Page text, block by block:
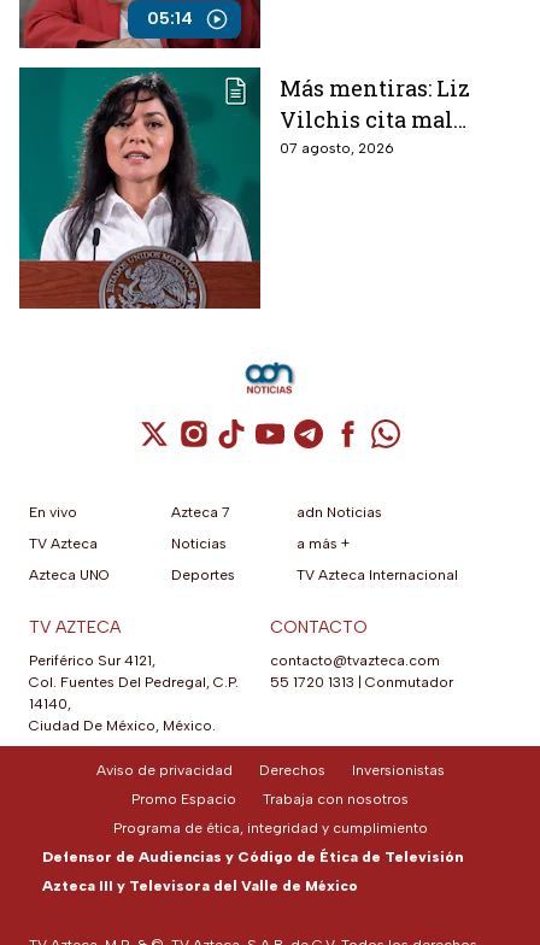
05:14
Más mentiras: Liz
Vilchis cita mal
estudio de Reuters
07 agosto, 2026
Cuenta de X / Twitter (se abre en una
Cuenta de Instagram (se abre en una
Cuenta de TikTok (se abre en
Cuenta de YouTube (se abre
Cuenta de Telegram (se
Cuenta de
Cuenta de
En vivo
TV Azteca
Azteca UNO
Azteca 7
Noticias
Deportes
adn Noticias
a más +
TV Azteca Internacional
TV AZTECA
Periférico Sur 4121,
Col. Fuentes Del Pedregal, C.P.
14140,
Ciudad De México, México.
CONTACTO
contacto@tvazteca.com
55 1720 1313
Conmutador
Aviso de privacidad Derechos
Inversionistas
Promo Espacio
Trabaja con nosotros
Programa de ética, integridad y cumplimiento
Defensor de Audiencias y Código de Ética de Televisión
Azteca III y Televisora del Valle de México